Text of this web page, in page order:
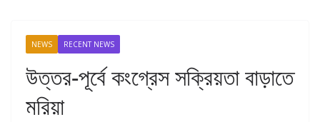
NEWS RECENT NEWS
উত্তর-পূর্বে কংগ্রেস সক্রিয়তা বাড়াতে
মরিয়া